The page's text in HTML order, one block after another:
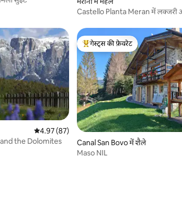
Castello Planta Meran में लक्जरी
औसत रेटिंग 5 में से 4.97, 87 समीक्षाएँ
4.97 (87)
the Dolomites
गेस्ट्स का टॉप फ़ेवरेट
गेस्ट्स की फ़ेवरेट
Canal San Bovo में शैले
Maso NIL